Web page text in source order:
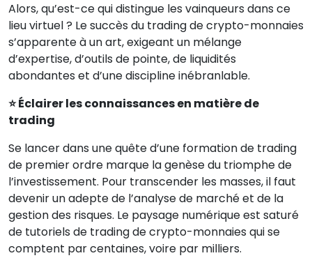
Alors, qu’est-ce qui distingue les vainqueurs dans ce
lieu virtuel ? Le succès du trading de crypto-monnaies
s’apparente à un art, exigeant un mélange
d’expertise, d’outils de pointe, de liquidités
abondantes et d’une discipline inébranlable.
⭐ Éclairer les connaissances en matière de
trading
Se lancer dans une quête d’une formation de trading
de premier ordre marque la genèse du triomphe de
l’investissement. Pour transcender les masses, il faut
devenir un adepte de l’analyse de marché et de la
gestion des risques. Le paysage numérique est saturé
de tutoriels de trading de crypto-monnaies qui se
comptent par centaines, voire par milliers.